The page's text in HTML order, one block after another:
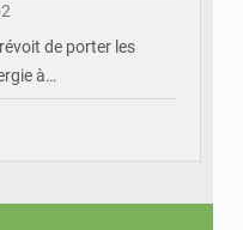
de porter les
à…